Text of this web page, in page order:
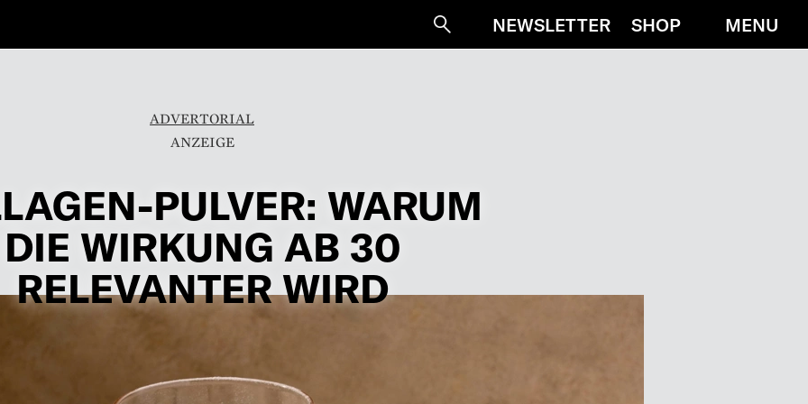
SucheNEWSLETTER SHOP MENU
ADVERTORIAL
PULVER: WARUM
DIE WIRKUNG AB 30
RELEVANTER WIRD